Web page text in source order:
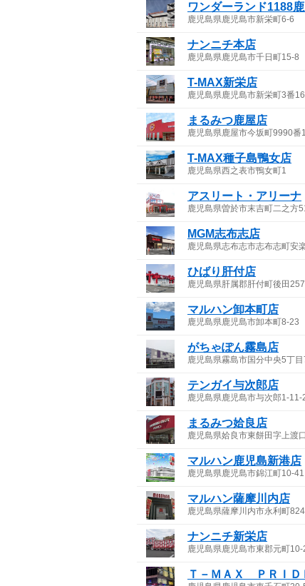
ワンダーランド1188
鹿児島県鹿児島市新栄町6-6
ナンニチ本店
鹿児島県鹿児島市千日町15-8
T-MAX新栄店
鹿児島県鹿児島市新栄町3番
まるみつ鹿屋店
鹿児島県鹿屋市今坂町9990番
T-MAX種子島鴨女店
鹿児島県西之表市鴨女町1
アスリート・アリーナ
鹿児島県曽於市末吉町二之方
MGM志布志店
鹿児島県志布志市志布志町安
ひばり肝付店
鹿児島県肝属郡肝付町後田
マルハン卸本町店
鹿児島県鹿児島市卸本町8-23
がちゃぽん霧島店
鹿児島県霧島市国分中央5丁
テンガイ与次郎店
鹿児島県鹿児島市与次郎1-11-
まるみつ姶良店
鹿児島県姶良市東餅田字上渡
マルハン鹿児島新港店
鹿児島県鹿児島市錦江町10-41
マルハン薩摩川内店
鹿児島県薩摩川内市永利町
ナンニチ新栄店
鹿児島県鹿児島市東郡元町10-
Ｔ－ＭＡＸ ＰＲＩＤ